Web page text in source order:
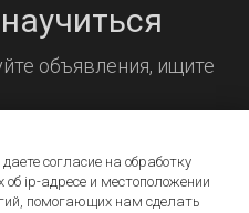
объявления, ищите
согласие на обработку
об ip-адресе и местоположении
помогающих нам сделать